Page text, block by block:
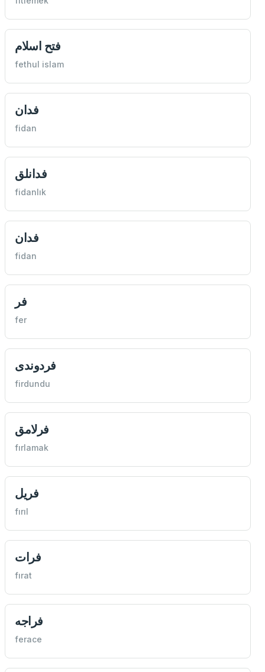
فتح اسلام
fethul islam
فدان
fidan
فدانلق
fidanlık
فدان
fidan
فر
fer
فردوندی
firdundu
فرلامق
fırlamak
فريل
fırıl
فرات
fırat
فراجه
ferace